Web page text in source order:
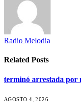
Radio Melodia
Related Posts
terminó arrestada por
AGOSTO 4, 2026